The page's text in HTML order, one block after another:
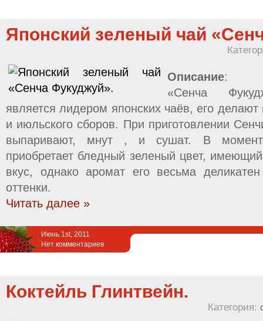
Японский зеленый чай
Описание:
«Сенча
является лидером японских чаёв, его делают
и июльского сборов. При приготовлении
выпаривают, мнут , и сушат. В момент
приобретает бледный зеленый цвет, имеющий
вкус, однако аромат его весьма
оттенки.
Читать далее »
Июнь 1st, 2011
Нет комментариев
Коктейль Глинтвейн.
Категория: